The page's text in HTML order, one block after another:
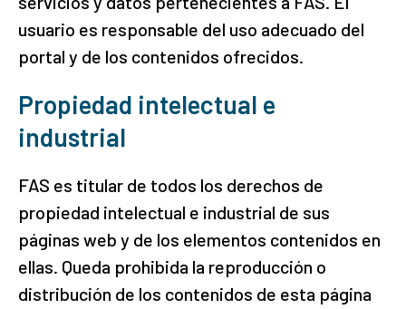
usuario es responsable del uso adecuado del
portal y de los contenidos ofrecidos.
Propiedad intelectual e
industrial
FAS es titular de todos los derechos de
propiedad intelectual e industrial de sus
páginas web y de los elementos contenidos en
ellas. Queda prohibida la reproducción o
distribución de los contenidos de esta página